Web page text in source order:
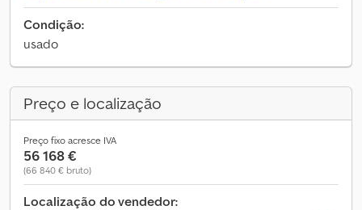
Condição:
usado
Preço e localização
Preço fixo acresce IVA
56 168 €
(66 840 € bruto)
Localização do vendedor: